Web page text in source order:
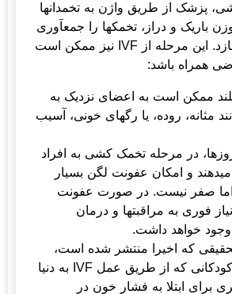
پزشک از طریق واژن به تخمدان­ها
باریک و دراز، تخمک­ها را جمع­آوری
کرده و خارج می­سازد. این مرحله از IVF نیز ممکن است
همراه باشد:
ممکن است به اعضای نزدیک به
مثانه، روده، یا رگهای خونی، آسیب
در مرحله تخمک کشی به افراد
می­دهند و امکان عفونت لگن بسیار
اما صفر نیست. در صورت عفونت
فوری به مراقبتها و درمان
وجود خواهد داشت.
تحقیقی که اخیرا منتشر شده است،
مشخص شده که کودکانی که از طریق عمل IVF به دنیا
برای ابتلا به فشار خون در